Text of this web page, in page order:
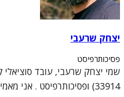
יצחק שרעבי
פסיכותרפיסט
שמי יצחק שרעבי, עובד סוציאלי
33914) ופסיכותרפיסט . אני